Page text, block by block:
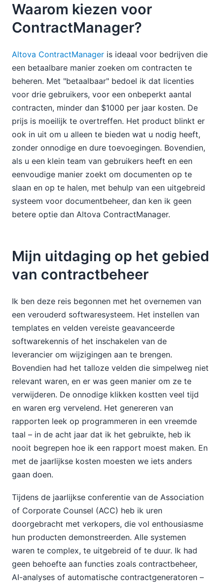
Waarom kiezen voor
ContractManager?
Altova ContractManager is ideaal voor bedrijven die
een betaalbare manier zoeken om contracten te
beheren. Met "betaalbaar" bedoel ik dat licenties
voor drie gebruikers, voor een onbeperkt aantal
contracten, minder dan $1000 per jaar kosten. De
prijs is moeilijk te overtreffen. Het product blinkt er
ook in uit om u alleen te bieden wat u nodig heeft,
zonder onnodige en dure toevoegingen. Bovendien,
als u een klein team van gebruikers heeft en een
eenvoudige manier zoekt om documenten op te
slaan en op te halen, met behulp van een uitgebreid
systeem voor documentbeheer, dan ken ik geen
betere optie dan Altova ContractManager.
Mijn uitdaging op het gebied
van contractbeheer
Ik ben deze reis begonnen met het overnemen van
een verouderd softwaresysteem. Het instellen van
templates en velden vereiste geavanceerde
softwarekennis of het inschakelen van de
leverancier om wijzigingen aan te brengen.
Bovendien had het talloze velden die simpelweg niet
relevant waren, en er was geen manier om ze te
verwijderen. De onnodige klikken kostten veel tijd
en waren erg vervelend. Het genereren van
rapporten leek op programmeren in een vreemde
taal – in de acht jaar dat ik het gebruikte, heb ik
nooit begrepen hoe ik een rapport moest maken. En
met de jaarlijkse kosten moesten we iets anders
gaan doen.
Tijdens de jaarlijkse conferentie van de Association
of Corporate Counsel (ACC) heb ik uren
doorgebracht met verkopers, die vol enthousiasme
hun producten demonstreerden. Alle systemen
waren te complex, te uitgebreid of te duur. Ik had
geen behoefte aan functies zoals contractbeheer,
AI-analyses of automatische contractgeneratoren –